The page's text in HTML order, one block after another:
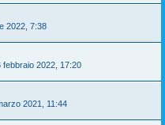
2022, 7:38
febbraio 2022, 17:20
2021, 11:44